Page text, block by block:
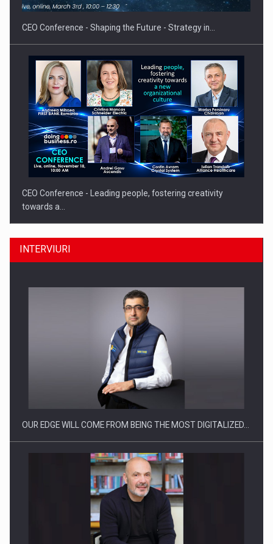
CEO Conference - Shaping the Future - Strategy in…
CEO Conference - Leading people, fostering creativity
towards a…
CEO Conference - Shaping The Future - Technology and…
Webinar - Business Evolution-RETHINK STRATEGY-Finantare
INTERVIURI
OUR EDGE WILL COME FROM BEING THE MOST DIGITALIZED…